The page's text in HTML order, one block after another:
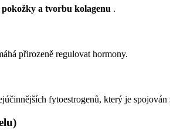
pokožky a tvorbu kolagenu .
přirozeně regulovat hormony.
fytoestrogenů, který je spojován